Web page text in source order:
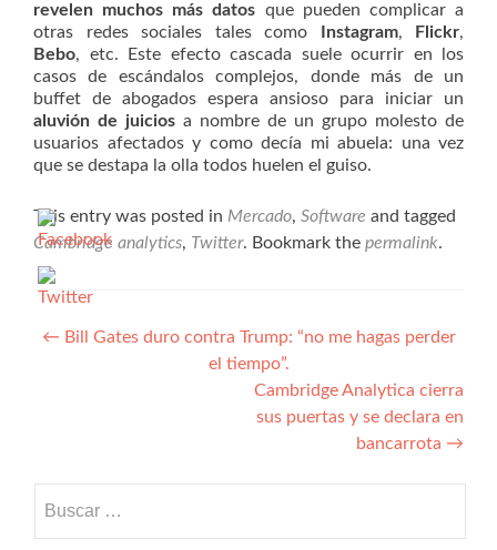
revelen muchos más datos que pueden complicar a
otras redes sociales tales como
Instagram, Flickr,
Bebo, etc. Este efecto cascada suele ocurrir en los
casos de escándalos complejos, donde más de un
buffet de abogados espera ansioso para iniciar un
aluvión de juicios a nombre de un grupo molesto de
usuarios afectados y como decía mi abuela: una vez
que se destapa la olla todos huelen el guiso.
This entry was posted in Mercado, Software and tagged
Cambridge analytics, Twitter. Bookmark the permalink.
Navegación
← Bill Gates duro contra Trump: “no me hagas perder
el tiempo”.
Cambridge Analytica cierra
sus puertas y se declara en
bancarrota →